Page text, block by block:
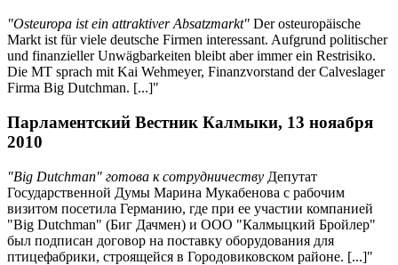
"Osteuropa ist ein attraktiver Absatzmarkt" Der osteuropäische
Markt ist für viele deutsche Firmen interessant. Aufgrund politischer
und finanzieller Unwägbarkeiten bleibt aber immer ein Restrisiko.
Die MT sprach mit Kai Wehmeyer, Finanzvorstand der Calveslager
Firma Big Dutchman. [...]"
Парламентский Вестник Калмыки, 13 нояабря
2010
"Big Dutchman" готова к сотрудничеству Депутат
Государственной Думы Марина Мукабенова с рабочим
визитом посетила Германию, где при ее участии компанией
"Big Dutchman" (Биг Дачмен) и ООО "Калмыцкий Бройлер"
был подписан договор на поставку оборудования для
птицефабрики, строящейся в Городовиковском районе. [...]"